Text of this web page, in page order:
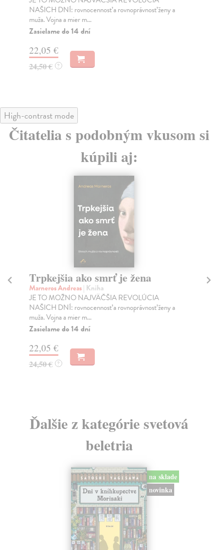
NAŠICH DNÍ: rovnocennosť a rovnoprávnosť ženy a
muža. Vojna a mier m...
Zasielame do 14 dní
22,05 €
24,50 € ?
High-contrast mode
Čitatelia s podobným vkusom si
kúpili aj:
Trpkejšia ako smrť je žena
Marneros Andreas| Kniha
JE TO MOŽNO NAJVÄČŠIA REVOLÚCIA
NAŠICH DNÍ: rovnocennosť a rovnoprávnosť ženy a
muža. Vojna a mier m...
Zasielame do 14 dní
22,05 €
24,50 € ?
Ďalšie z kategórie svetová
beletria
na sklade
novinka